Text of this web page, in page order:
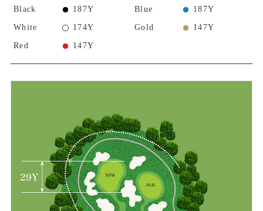
Black 187Y Blue 187Y
White 174Y Gold 147Y
Red 147Y